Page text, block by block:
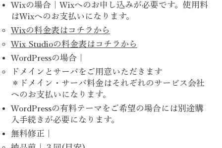
Wixの場合｜Wixへのお申し込みが必要です。使用料
はWixへのお支払いになります。
Wixの料金表はコチラから
Wix Studioの料金表はコチラから
WordPressの場合｜
ドメインとサーバをご用意いただきます
＊ドメイン・サーバ料金はそれぞれのサービス会社
へのお支払いになります。
WordPressの有料テーマをご希望の場合には別途購
入手続きが必要になります。
無料修正｜